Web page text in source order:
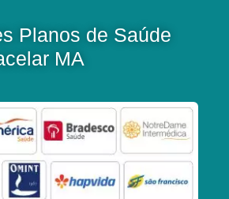
Planos de Saúde
MA